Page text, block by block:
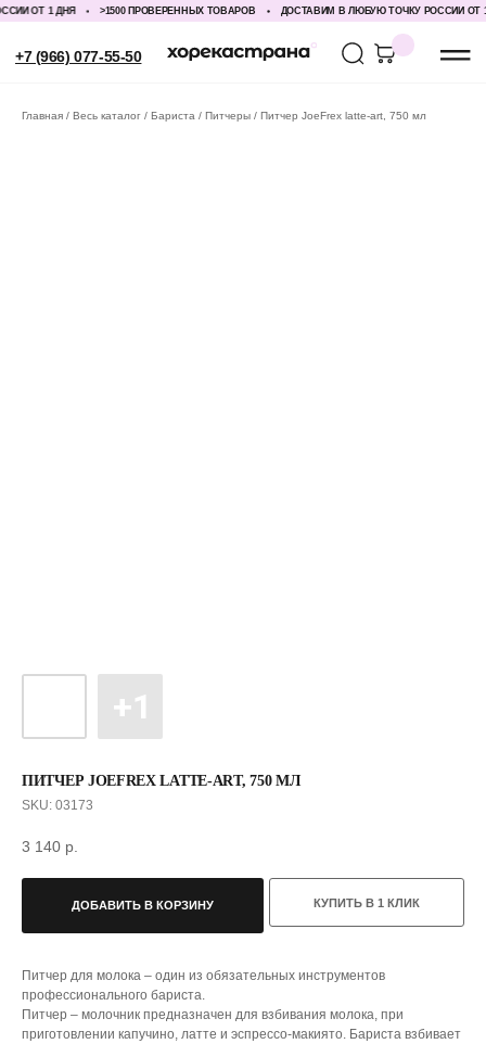
ОТ 1 ДНЯ >1500 ПРОВЕРЕННЫХ ТОВАРОВ ДОСТАВИМ В ЛЮБУЮ ТОЧКУ РОССИИ ОТ 1
Главная Весь каталог Бариста Питчеры Питчер JoeFrex latte-art, 750 мл
ПИТЧЕР JOEFREX LATTE-ART, 750 МЛ
SKU: 03173
3 140 р.
ДОБАВИТЬ В КОРЗИНУ КУПИТЬ В 1 КЛИК
Питчер для молока – один из обязательных инструментов
профессионального бариста.
Питчер – молочник предназначен для взбивания молока, при
приготовлении капучино, латте и эспрессо-макиято. Бариста взбивает